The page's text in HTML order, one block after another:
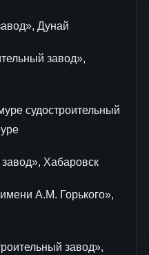
Дунай
завод»,
судостроительный
Хабаровск
А.М. Горького»,
завод»,